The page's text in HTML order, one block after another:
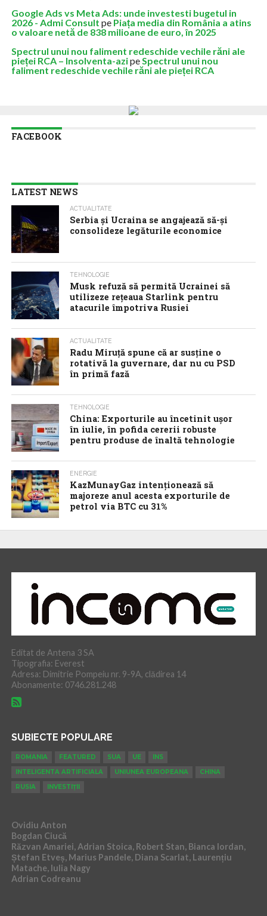
Google Ads vs Meta Ads: unde investesti bugetul in
2026 - Admi Consult pe Piața media din România a atins
o valoare netă de 838 milioane de euro, în 2025
Spectrul unui nou faliment redeschide vechile răni ale
pieței RCA – Insolventa-azipeSpectrul unui nou
faliment redeschide vechile răni ale pieței RCA
FACEBOOK
LATEST NEWS
ACTUALITATE
Serbia şi Ucraina se angajează să-şi
consolideze legăturile economice
TEHNOLOGIE
Musk refuză să permită Ucrainei să
utilizeze reţeaua Starlink pentru
atacurile împotriva Rusiei
ACTUALITATE
Radu Miruţă spune că ar susţine o
rotativă la guvernare, dar nu cu PSD
în primă fază
TEHNOLOGIE
China: Exporturile au încetinit ușor
în iulie, în pofida cererii robuste
pentru produse de înaltă tehnologie
ENERGIE
KazMunayGaz intenționează să
majoreze anul acesta exporturile de
petrol via BTC cu 31%
Editat de Antena 3 SA
Tipografia: Everest
Adresa: Dimitrie Pompeiu nr. 9-9A, clădirea 14
Abonamente: 0746.281.248
SUBIECTE POPULARE
ROMANIA FEATURED SUA UE
INS
INTELIGENTA ARTIFICIALA
UNIUNEA EUROPEANA
CHINA
RUSIA
INVESTIȚII
Ovidiu Anton
Bogdan Ciucă
Răzvan Amariei, Adrian Stoica, Robert Stan, Bianca Iordan,
Ștefan Etveș, Marius Pandele, Diana Scarlat, Laurențiu
Matache, Iulia Nagy
Adrian Codreanu